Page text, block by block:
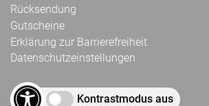
Rücksendung
Gutscheine
Erklärung zur Barrierefreiheit
Datenschutzeinstellungen
Kontrastmodus aus